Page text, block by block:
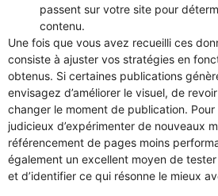
passent sur votre site pour
contenu.
Une fois que vous avez recueilli ces
consiste à ajuster vos stratégies en
obtenus. Si certaines publications
envisagez d’améliorer le visuel, de
changer le moment de publication.
judicieux d’expérimenter de nouveaux
référencement de pages moins
également un excellent moyen de
et d’identifier ce qui résonne le mieux